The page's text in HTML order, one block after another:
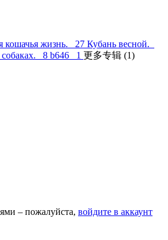
кошачья жизнь. 27 Кубань весной.
8 b646 1 更多专辑 (1)
– пожалуйста, войдите в аккаунт